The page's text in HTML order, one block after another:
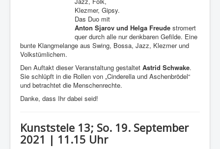
Klezmer, Gipsy.
Das Duo mit
Anton Sjarov und Helga Freude stromert
quer durch alle nur denkbaren Gefilde. Eine
bunte Klangmelange aus Swing, Bossa, Jazz, Klezmer und
Volkstümlichem.
Den Auftakt dieser Veranstaltung gestaltet Astrid Schwake.
Sie schlüpft in die Rollen von „Cinderella und Aschenbrödel“
und betrachtet die Menschenrechte.
Danke, dass Ihr dabei seid!
Kunststele 13; So. 19. September
2021 | 11.15 Uhr